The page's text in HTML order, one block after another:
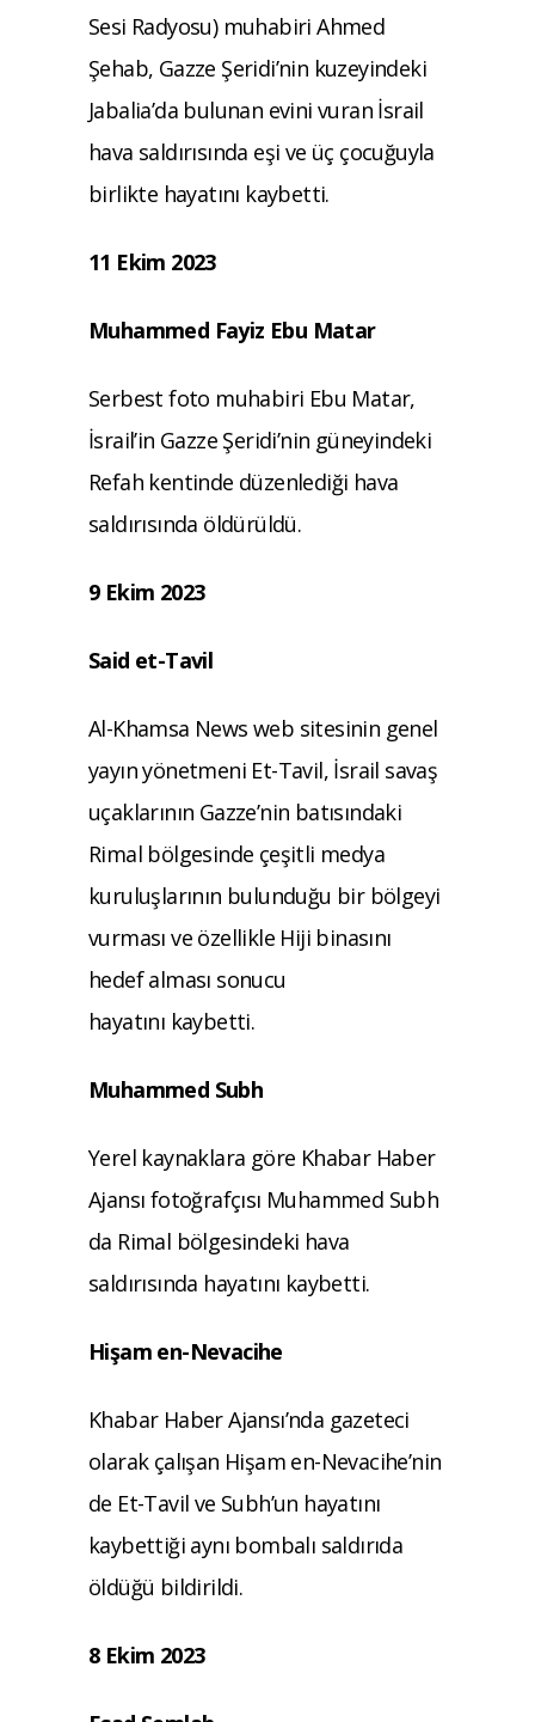
Sesi Radyosu) muhabiri Ahmed
Şehab, Gazze Şeridi’nin kuzeyindeki
Jabalia’da bulunan evini vuran İsrail
hava saldırısında eşi ve üç çocuğuyla
birlikte hayatını kaybetti.
11 Ekim 2023
Muhammed Fayiz Ebu Matar
Serbest foto muhabiri Ebu Matar,
İsrail’in Gazze Şeridi’nin güneyindeki
Refah kentinde düzenlediği hava
saldırısında öldürüldü.
9 Ekim 2023
Said et-Tavil
Al-Khamsa News web sitesinin genel
yayın yönetmeni Et-Tavil, İsrail savaş
uçaklarının Gazze’nin batısındaki
Rimal bölgesinde çeşitli medya
kuruluşlarının bulunduğu bir bölgeyi
vurması ve özellikle Hiji binasını
hedef alması sonucu
hayatını kaybetti.
Muhammed Subh
Yerel kaynaklara göre Khabar Haber
Ajansı fotoğrafçısı Muhammed Subh
da Rimal bölgesindeki hava
saldırısında hayatını kaybetti.
Hişam en-Nevacihe
Khabar Haber Ajansı’nda gazeteci
olarak çalışan Hişam en-Nevacihe’nin
de Et-Tavil ve Subh’un hayatını
kaybettiği aynı bombalı saldırıda
öldüğü bildirildi.
8 Ekim 2023